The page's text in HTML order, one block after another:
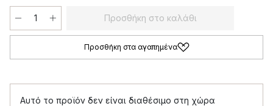
Προσθήκη στο καλάθι
Προσθήκη στα αγαπημένα
Αυτό το προϊόν δεν είναι διαθέσιμο στη χώρα